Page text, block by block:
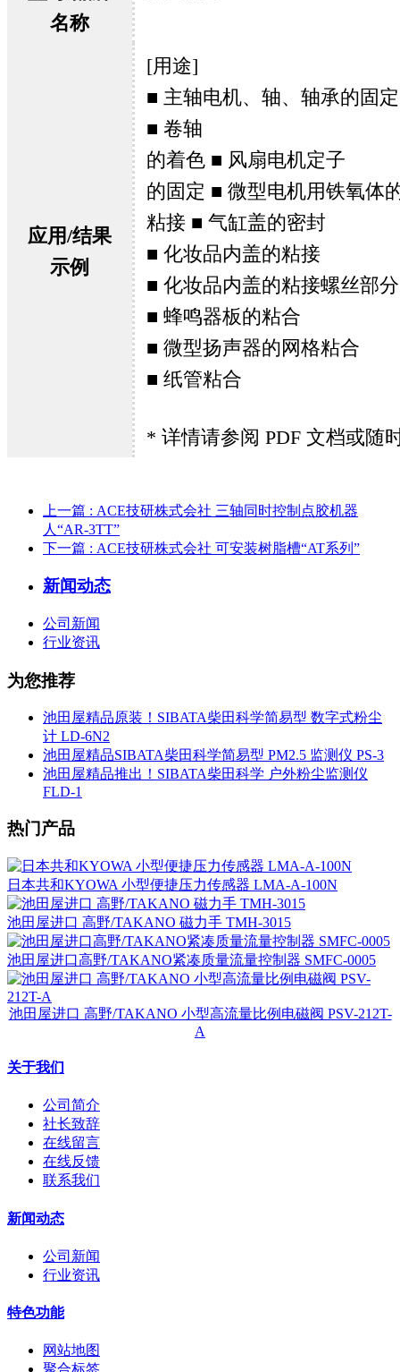
名称
应用/结果
示例
[用途]
■ 主轴电机、轴、轴承的固定
■ 卷轴
的着色 ■ 风扇电机定子
的固定 ■ 微型电机用铁氧体
粘接 ■ 气缸盖的密封
■ 化妆品内盖的粘接
■ 化妆品内盖的粘接螺丝部分
■ 蜂鸣器板的粘合
■ 微型扬声器的网格粘合
■ 纸管粘合
* 详情请参阅 PDF 文档或随
上一篇 : ACE技研株式会社 三轴同时控制点胶机器
人“AR-3TT”
下一篇 : ACE技研株式会社 可安装树脂槽“AT系列”
新闻动态
公司新闻
行业资讯
为您推荐
池田屋精品原装！SIBATA柴田科学简易型 数字式粉尘
计 LD-6N2
池田屋精品SIBATA柴田科学简易型 PM2.5 监测仪 PS-3
池田屋精品推出！SIBATA柴田科学 户外粉尘监测仪
FLD-1
热门产品
日本共和KYOWA 小型便捷压力传感器 LMA-A-100N
池田屋进口 高野/TAKANO 磁力手 TMH-3015
池田屋进口高野/TAKANO紧凑质量流量控制器 SMFC-0005
池田屋进口 高野/TAKANO 小型高流量比例电磁阀 PSV-212T-
A
关于我们
公司简介
社长致辞
在线留言
在线反馈
联系我们
新闻动态
公司新闻
行业资讯
特色功能
网站地图